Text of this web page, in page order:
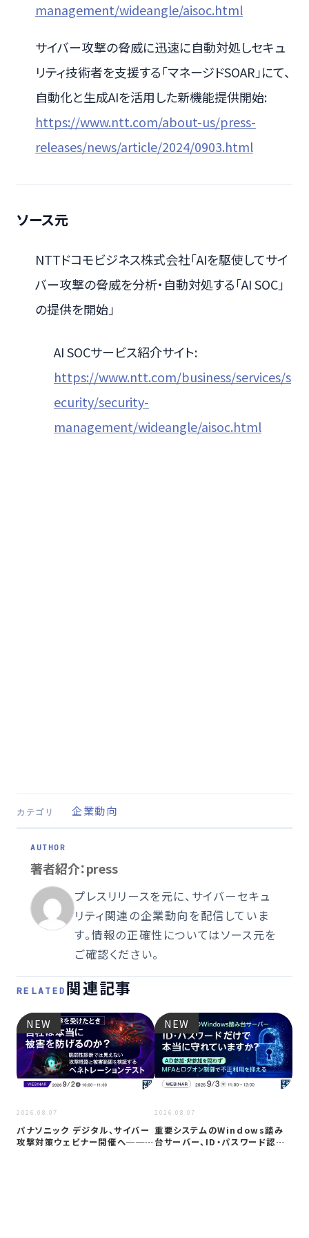
management/wideangle/aisoc.html
サイバー攻撃の脅威に迅速に自動対処しセキュ
リティ技術者を支援する「マネージドSOAR」にて、
自動化と生成AIを活用した新機能提供開始:
https://www.ntt.com/about-us/press-
releases/news/article/2024/0903.html
ソース元
NTTドコモビジネス株式会社「AIを駆使してサイ
バー攻撃の脅威を分析・自動対処する「AI SOC」
の提供を開始」
AI SOCサービス紹介サイト:
https://www.ntt.com/business/services/s
ecurity/security-
management/wideangle/aisoc.html
カテゴリ 企業動向
著者紹介：press
プレスリリースを元に、サイバーセキュ
リティ関連の企業動向を配信していま
す。情報の正確性についてはソース元を
ご確認ください。
RELATED 関連記事
NEW
2026.08.07
パナソニック デジタル、サイバー
攻撃対策ウェビナー開催へ──自
NEW
2026.08.07
重要システムのWindows踏み
台サーバー、ID・パスワード認証